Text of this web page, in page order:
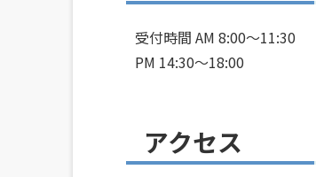
受付時間 AM 8:00～11:30
PM 14:30～18:00
アクセス